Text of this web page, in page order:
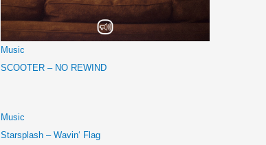
Music
SCOOTER – NO REWIND
Music
Starsplash – Wavin‘ Flag